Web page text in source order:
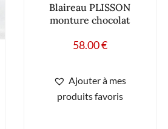
Blaireau PLISSON
monture chocolat
58.00€
Ajouter à mes
produits favoris